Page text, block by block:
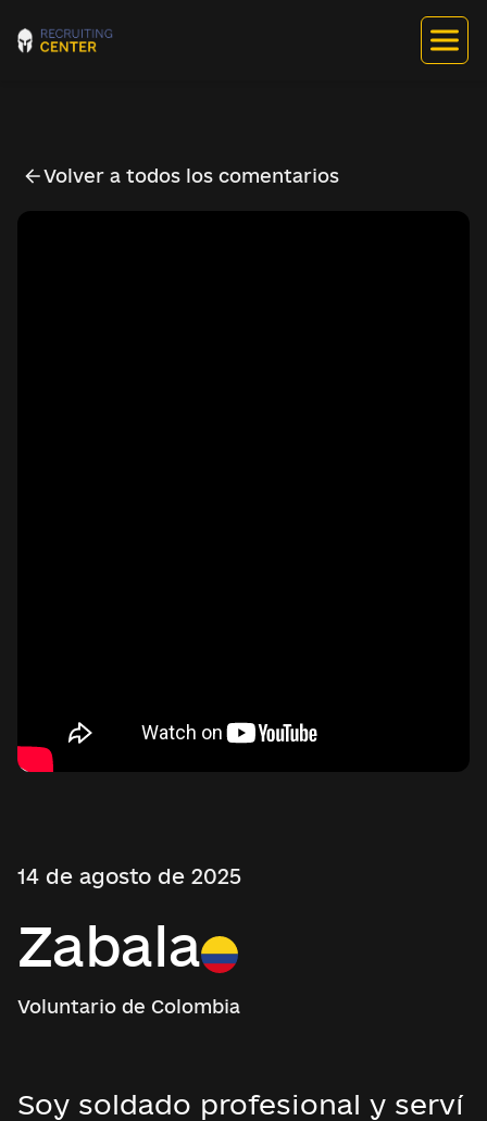
Volver a todos los comentarios
14 de agosto de 2025
Zabala
Voluntario de Colombia
Soy soldado profesional y serví